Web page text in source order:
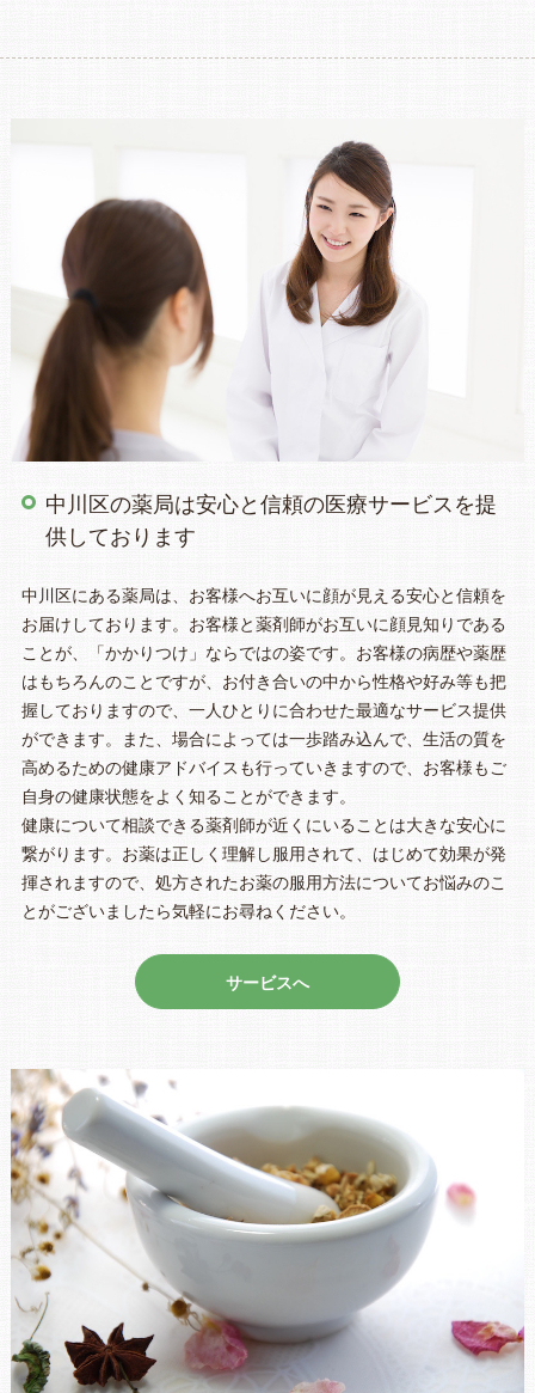
中川区の薬局は安心と信頼の医療サービスを提
供しております
中川区にある薬局は、お客様へお互いに顔が見える安心と信頼を
お届けしております。お客様と薬剤師がお互いに顔見知りである
ことが、「かかりつけ」ならではの姿です。お客様の病歴や薬歴
はもちろんのことですが、お付き合いの中から性格や好み等も把
握しておりますので、一人ひとりに合わせた最適なサービス提供
ができます。また、場合によっては一歩踏み込んで、生活の質を
高めるための健康アドバイスも行っていきますので、お客様もご
自身の健康状態をよく知ることができます。
健康について相談できる薬剤師が近くにいることは大きな安心に
繋がります。お薬は正しく理解し服用されて、はじめて効果が発
揮されますので、処方されたお薬の服用方法についてお悩みのこ
とがございましたら気軽にお尋ねください。
サービスへ